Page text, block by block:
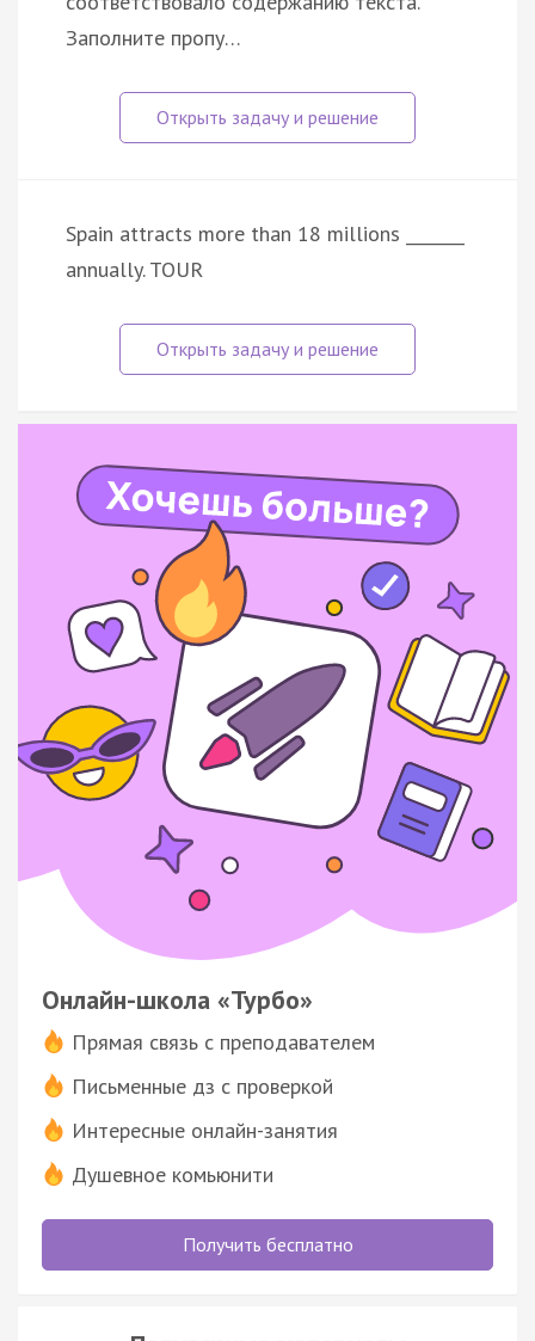
Заполните пропу…
Spain attracts more than 18 millions _______
annually. TOUR
Онлайн-школа «Турбо»
Прямая связь с преподавателем
Письменные дз с проверкой
Интересные онлайн-занятия
Душевное комьюнити
Получить бесплатно